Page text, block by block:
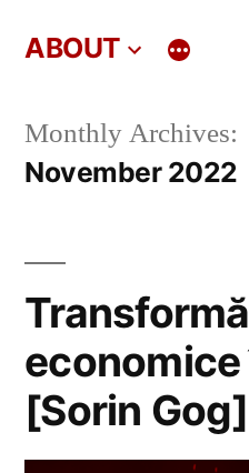
ABOUT
Monthly Archives:
November 2022
economice
[Sorin Gog]